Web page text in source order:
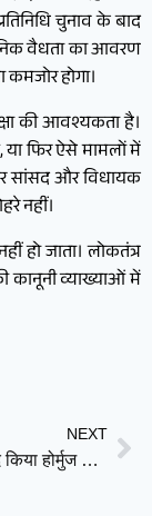
चुनाव के बाद
वैधता का आवरण
होगा।
की आवश्यकता है।
या फिर ऐसे मामलों में
सांसद और विधायक
नहीं।
हो जाता। लोकतंत्र
व्याख्याओं में
NEXT
ईरान ने फिर बंद किया होर्मुज जलडमरूमध्य, लेबनान में जारी इजरायली हमलों के बीच बड़ा फैसला